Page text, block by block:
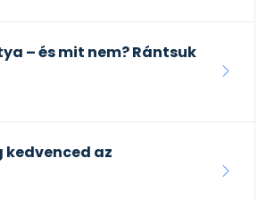
– és mit nem? Rántsuk
kedvenced az